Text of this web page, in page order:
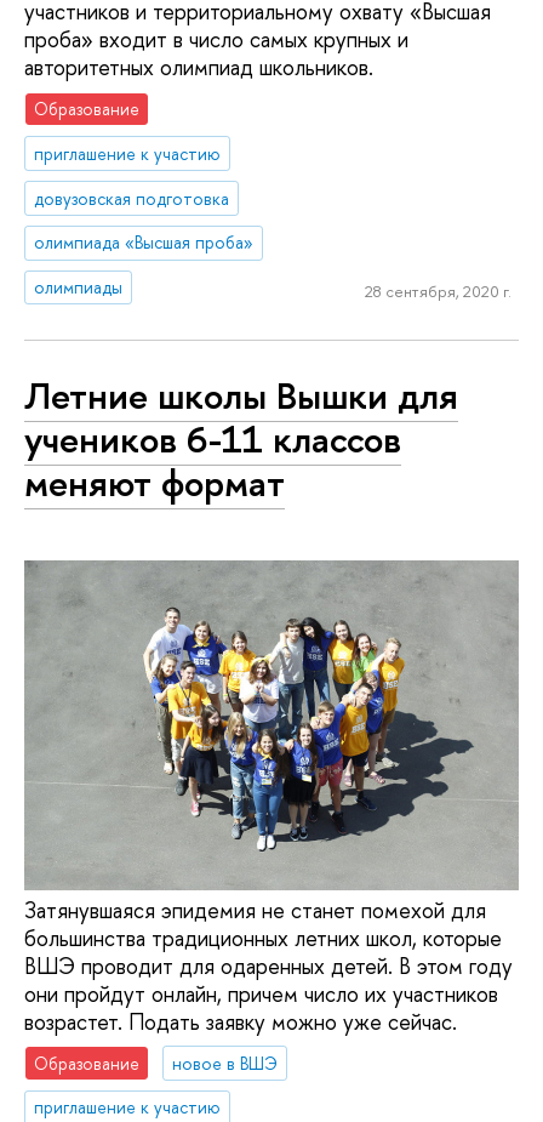
участников и территориальному охвату «Высшая
проба» входит в число самых крупных и
авторитетных олимпиад школьников.
Образование
приглашение к участию
довузовская подготовка
олимпиада «Высшая проба»
олимпиады
28 сентября, 2020 г.
Летние школы Вышки для
учеников 6-11 классов
меняют формат
Затянувшаяся эпидемия не станет помехой для
большинства традиционных летних школ, которые
ВШЭ проводит для одаренных детей. В этом году
они пройдут онлайн, причем число их участников
возрастет. Подать заявку можно уже сейчас.
Образование
новое в ВШЭ
приглашение к участию